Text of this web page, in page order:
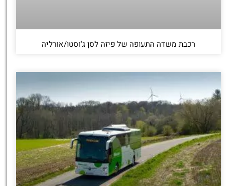
רכבת משדה התעופה של פיזה לסן ג'וסטו/אורליה